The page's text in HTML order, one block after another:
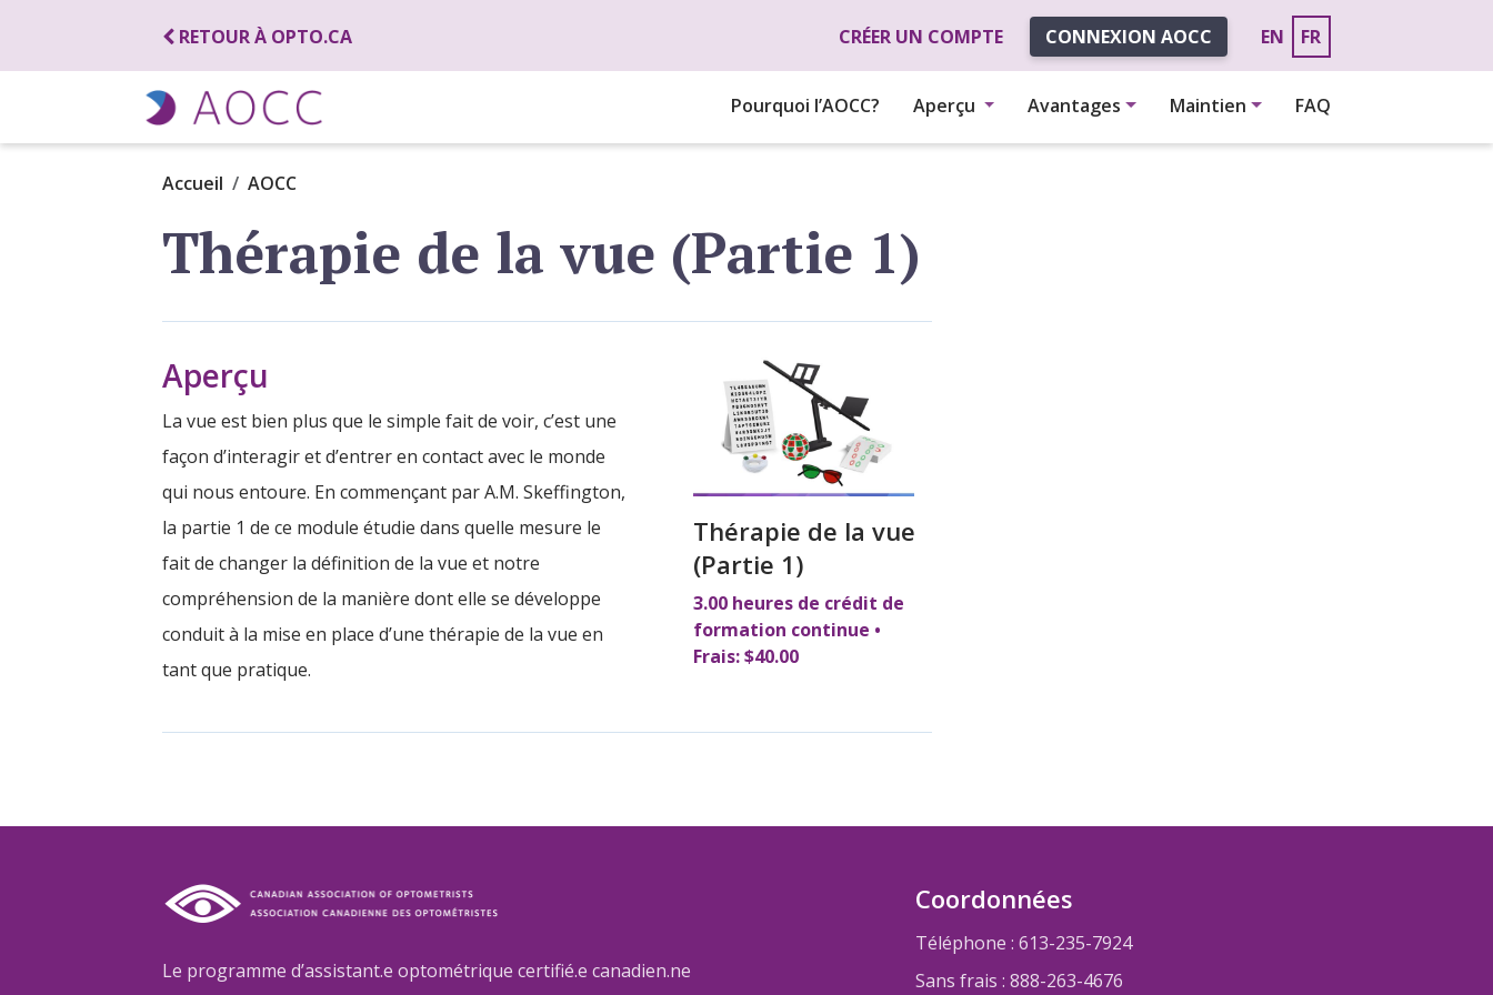
RETOUR À OPTO.CA
CRÉER UN COMPTE CONNEXION AOCC EN FR
Pourquoi l’AOCC? Aperçu Avantages Maintien FAQ
Accueil AOCC
Thérapie de la vue (Partie 1)
Aperçu
La vue est bien plus que le simple fait de voir, c’est une
façon d’interagir et d’entrer en contact avec le monde
qui nous entoure. En commençant par A.M. Skeffington,
la partie 1 de ce module étudie dans quelle mesure le
fait de changer la définition de la vue et notre
compréhension de la manière dont elle se développe
conduit à la mise en place d’une thérapie de la vue en
tant que pratique.
Thérapie de la vue
(Partie 1)
3.00 heures de crédit de
formation continue •
Frais: $40.00
Le programme d’assistant.e optométrique certifié.e canadien.ne
Coordonnées
Téléphone : 613-235-7924
Sans frais : 888-263-4676